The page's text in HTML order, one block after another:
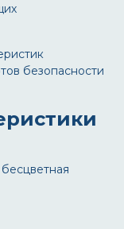
безопасности